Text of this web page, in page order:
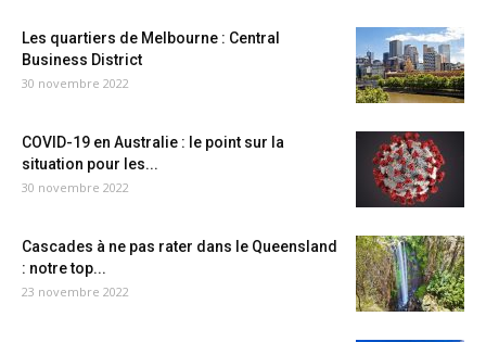
Les quartiers de Melbourne : Central
Business District
30 novembre 2022
COVID-19 en Australie : le point sur la
situation pour les...
30 novembre 2022
Cascades à ne pas rater dans le Queensland
: notre top...
23 novembre 2022